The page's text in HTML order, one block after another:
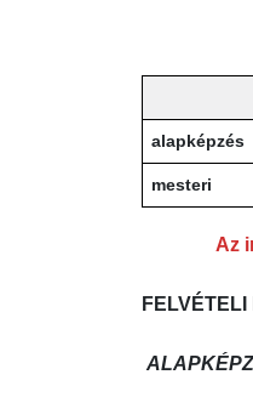
alapképzés
mesteri
Az